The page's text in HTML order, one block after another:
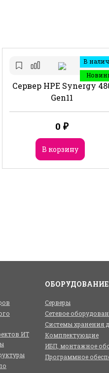
В
Сервер HPE Synergy
Gen11
0 ₽
В корзину
ИТ
ОБОРУДОВАНИЕ
Серверы
Сетевое
Системы хранения
Комплектующие
ИБП, монтажное
Программное